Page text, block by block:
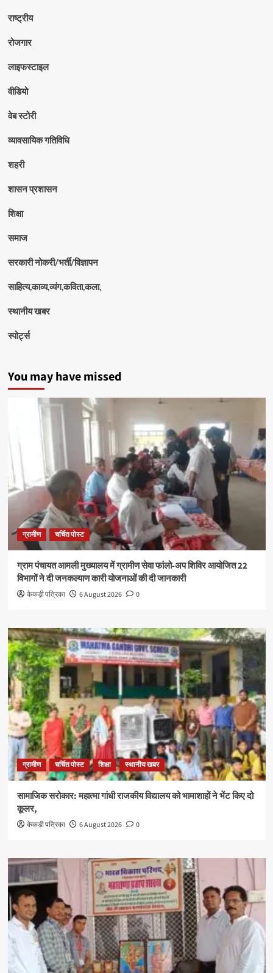
राष्ट्रीय
रोजगार
लाइफस्टाइल
वीडियो
वेब स्टोरी
व्यावसायिक गतिविधि
शहरी
शासन प्रशासन
शिक्षा
समाज
सरकारी नोकरी/भर्ती/विज्ञापन
साहित्य,काव्य,व्यंग,कविता,कला,
स्थानीय खबर
स्पोर्ट्स
You may have missed
ग्रामीण चर्चित पोस्ट
ग्राम पंचायत आमली मुख्यालय में ग्रामीण सेवा फांलो-अप शिविर आयोजित 22
विभागों ने दी जनकल्याण कारी योजनाओं की दी जानकारी
केकड़ी पत्रिका 6 August 2026 0
ग्रामीण चर्चित पोस्ट शिक्षा स्थानीय खबर
सामाजिक सरोकार: महात्मा गांधी राजकीय विद्यालय को भामाशाहों ने भेंट किए दो
कूलर,
केकड़ी पत्रिका 6 August 2026 0